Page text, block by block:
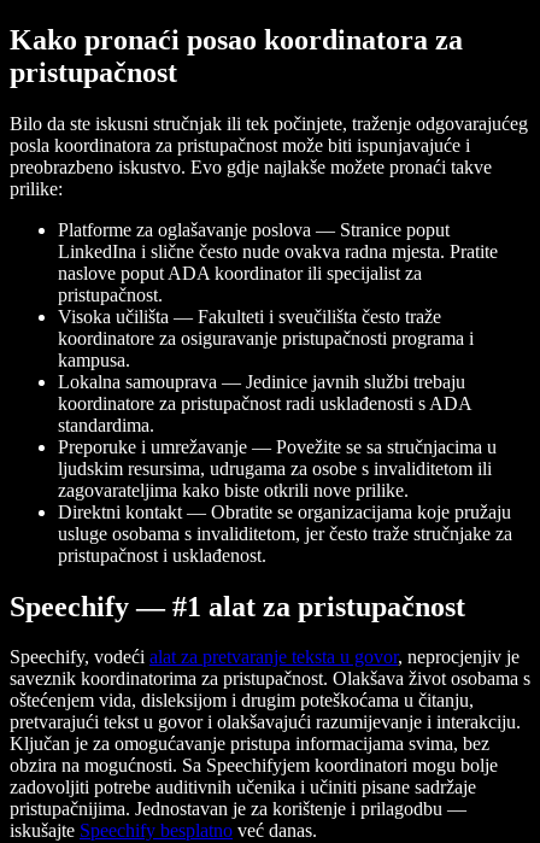
Kako pronaći posao koordinatora za
pristupačnost
Bilo da ste iskusni stručnjak ili tek počinjete, traženje odgovarajućeg
posla koordinatora za pristupačnost može biti ispunjavajuće i
preobrazbeno iskustvo. Evo gdje najlakše možete pronaći takve
prilike:
Platforme za oglašavanje poslova — Stranice poput
LinkedIna i slične često nude ovakva radna mjesta. Pratite
naslove poput ADA koordinator ili specijalist za
pristupačnost.
Visoka učilišta — Fakulteti i sveučilišta često traže
koordinatore za osiguravanje pristupačnosti programa i
kampusa.
Lokalna samouprava — Jedinice javnih službi trebaju
koordinatore za pristupačnost radi usklađenosti s ADA
standardima.
Preporuke i umrežavanje — Povežite se sa stručnjacima u
ljudskim resursima, udrugama za osobe s invaliditetom ili
zagovarateljima kako biste otkrili nove prilike.
Direktni kontakt — Obratite se organizacijama koje pružaju
usluge osobama s invaliditetom, jer često traže stručnjake za
pristupačnost i usklađenost.
Speechify — #1 alat za pristupačnost
Speechify, vodeći alat za pretvaranje teksta u govor, neprocjenjiv je
saveznik koordinatorima za pristupačnost. Olakšava život osobama s
oštećenjem vida, disleksijom i drugim poteškoćama u čitanju,
pretvarajući tekst u govor i olakšavajući razumijevanje i interakciju.
Ključan je za omogućavanje pristupa informacijama svima, bez
obzira na mogućnosti. Sa Speechifyjem koordinatori mogu bolje
zadovoljiti potrebe auditivnih učenika i učiniti pisane sadržaje
pristupačnijima. Jednostavan je za korištenje i prilagodbu —
iskušajte Speechify besplatno već danas.